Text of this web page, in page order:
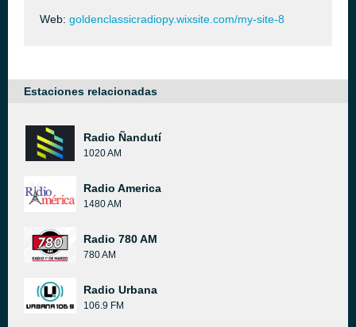
Web: goldenclassicradiopy.wixsite.com/my-site-8
Estaciones relacionadas
Radio Ñandutí
1020 AM
Radio America
1480 AM
Radio 780 AM
780 AM
Radio Urbana
106.9 FM